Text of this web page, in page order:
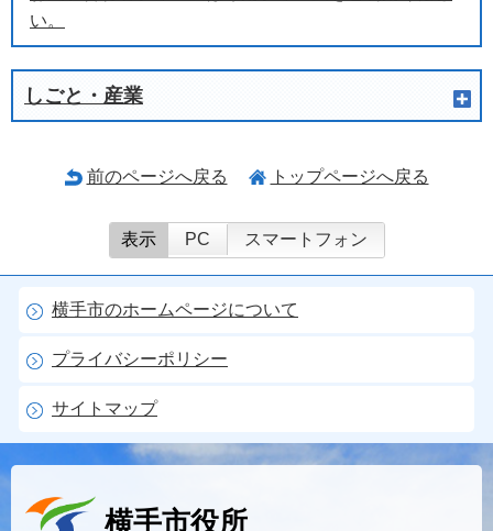
い。
しごと・産業
前のページへ戻る トップページへ戻る
表示 PC スマートフォン
横手市のホームページについて
プライバシーポリシー
サイトマップ
横手市役所